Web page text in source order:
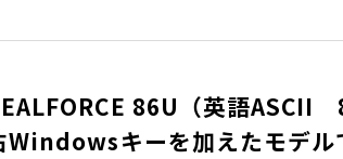
86U（英語
Windowsキーを加えたモデル